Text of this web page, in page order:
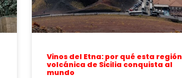
Vinos del Etna: por qué esta región
volcánica de Sicilia conquista al
mundo